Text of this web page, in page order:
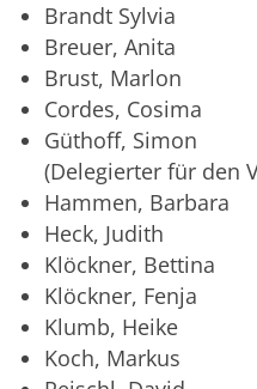
Brandt Sylvia
Breuer, Anita
Brust, Marlon
Cordes,
Güthoff,
(Delegierter für den
Hammen,
Heck, Judith
Klöckner,
Klöckner,
Klumb, Heike
Koch, Markus